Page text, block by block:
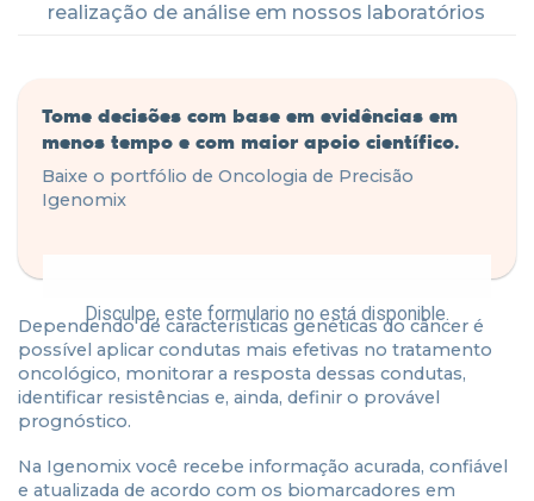
realização de análise em nossos laboratórios
Tome decisões com base em evidências em
menos tempo e com maior apoio científico.
Baixe o portfólio de Oncologia de Precisão
Igenomix
Disculpe, este formulario no está disponible.
Dependendo de características genéticas do câncer é
possível aplicar condutas mais efetivas no tratamento
oncológico, monitorar a resposta dessas condutas,
identificar resistências e, ainda, definir o provável
prognóstico.
Na Igenomix você recebe informação acurada, confiável
e atualizada de acordo com os biomarcadores em